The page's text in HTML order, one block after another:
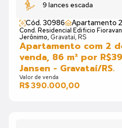
9 lances escada
Cód. 30986 Apartamento
Cond. Residencial Edificio
Jerônimo, Gravataí, RS
Apartamento com 2
venda, 86 m² por
Jansen - Gravataí/RS.
Valor de venda
R$ 390.000,00